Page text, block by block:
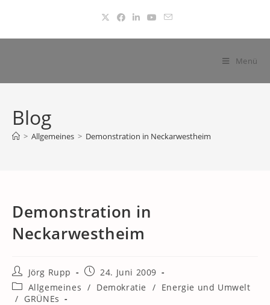
springen
Menü
Blog
> Allgemeines > Demonstration in Neckarwestheim
Demonstration in
Neckarwestheim
Beitrags-
Autor:
Jörg Rupp
Beitrag
veröffentlicht:
24. Juni 2009
Beitrags-
Kategorie:
Allgemeines / Demokratie / Energie und Umwelt
/ GRÜNEs